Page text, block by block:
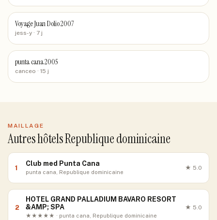
Voyage Juan Dolio 2007
jess-y · 7 j
punta cana 2005
canceo · 15 j
MAILLAGE
Autres hôtels Republique dominicaine
1
Club med Punta Cana
punta cana, Republique dominicaine
★ 5.0
2
HOTEL GRAND PALLADIUM BAVARO RESORT
&AMP; SPA
★★★★★ · punta cana, Republique dominicaine
★ 5.0